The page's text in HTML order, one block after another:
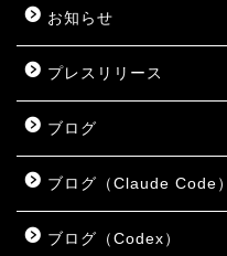
お知らせ
プレスリリース
ブログ
ブログ（Claude Code）
ブログ（Codex）